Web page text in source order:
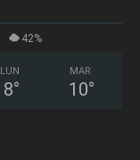
42%
LUN
8°
MAR
10°